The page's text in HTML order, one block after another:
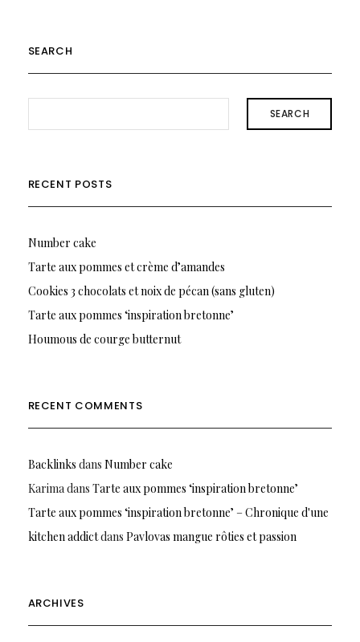
SEARCH
SEARCH
RECENT POSTS
Number cake
Tarte aux pommes et crème d’amandes
Cookies 3 chocolats et noix de pécan (sans gluten)
Tarte aux pommes ‘inspiration bretonne’
Houmous de courge butternut
RECENT COMMENTS
Backlinks dans Number cake
Karimadans Tarte aux pommes ‘inspiration bretonne’
Tarte aux pommes ‘inspiration bretonne’ – Chronique d'une
kitchen addictdans Pavlovas mangue rôties et passion
ARCHIVES